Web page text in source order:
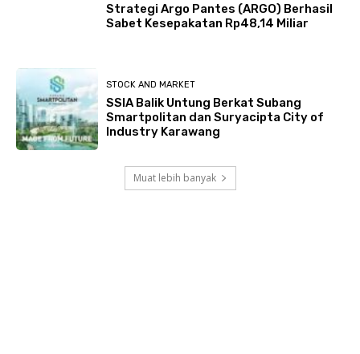
Strategi Argo Pantes (ARGO) Berhasil
Sabet Kesepakatan Rp48,14 Miliar
STOCK AND MARKET
SSIA Balik Untung Berkat Subang
Smartpolitan dan Suryacipta City of
Industry Karawang
Muat lebih banyak